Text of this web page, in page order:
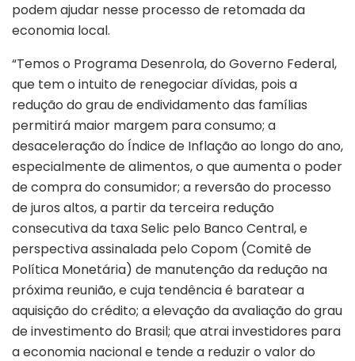
podem ajudar nesse processo de retomada da
economia local.
“Temos o Programa Desenrola, do Governo Federal,
que tem o intuito de renegociar dívidas, pois a
redução do grau de endividamento das famílias
permitirá maior margem para consumo; a
desaceleração do Índice de Inflação ao longo do ano,
especialmente de alimentos, o que aumenta o poder
de compra do consumidor; a reversão do processo
de juros altos, a partir da terceira redução
consecutiva da taxa Selic pelo Banco Central, e
perspectiva assinalada pelo Copom (Comitê de
Política Monetária) de manutenção da redução na
próxima reunião, e cuja tendência é baratear a
aquisição do crédito; a elevação da avaliação do grau
de investimento do Brasil; que atrai investidores para
a economia nacional e tende a reduzir o valor do